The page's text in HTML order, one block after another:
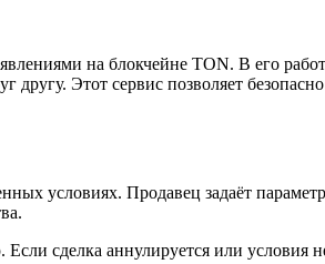
на блокчейне TON. В его
Этот сервис позволяет
условиях. Продавец задаёт
сделка аннулируется или условия